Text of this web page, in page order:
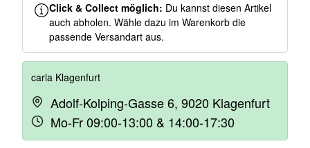
Click & Collect möglich: Du kannst diesen Artikel
auch abholen. Wähle dazu im Warenkorb die
passende Versandart aus.
carla Klagenfurt
Adolf-Kolping-Gasse 6, 9020 Klagenfurt
Mo-Fr 09:00-13:00 & 14:00-17:30